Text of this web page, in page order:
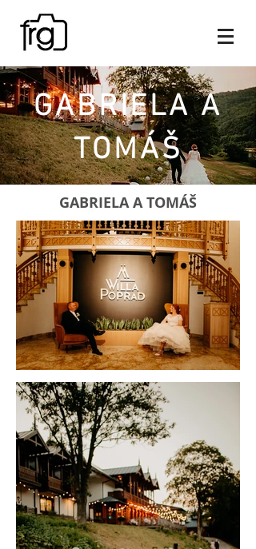
GABRIELA A
TOMÁŠ
GABRIELA A TOMÁŠ